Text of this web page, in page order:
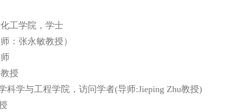
工学院，学士
：张永敏教授）
授
科学与工程学院，访问学者(导师:Jieping Zhu教授)